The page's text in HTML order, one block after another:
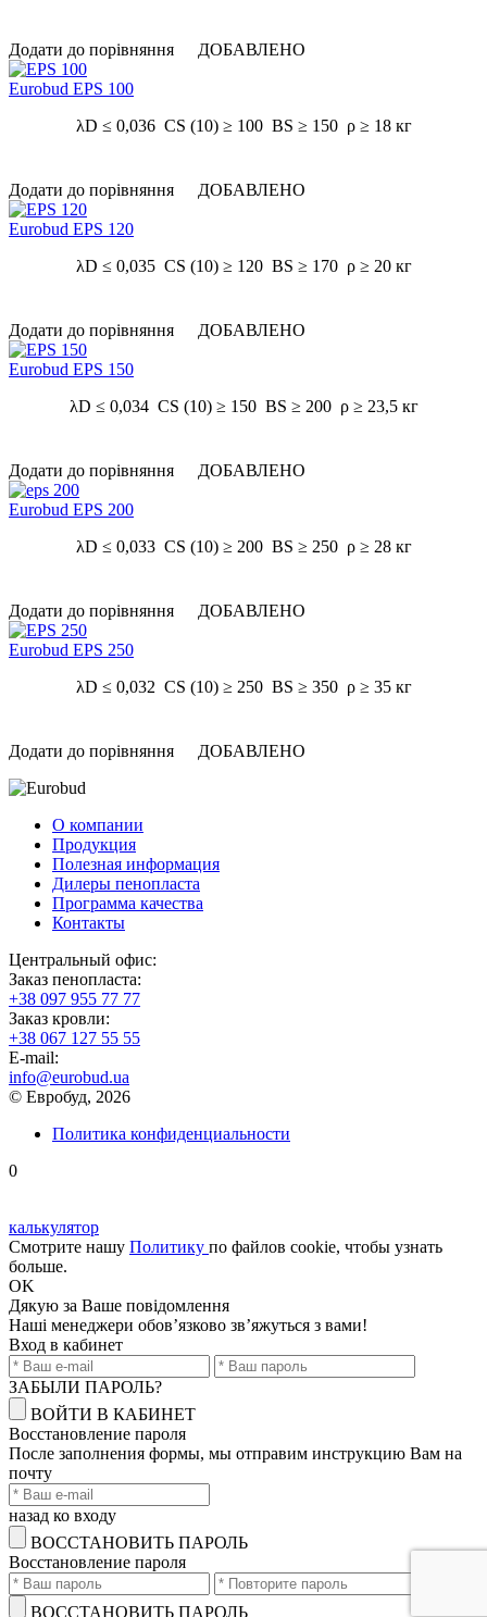
Додати до порівняння ДОБАВЛЕНО
Eurobud EPS 100
λD ≤ 0,036 CS (10) ≥ 100 BS ≥ 150 ρ ≥ 18 кг
Додати до порівняння ДОБАВЛЕНО
Eurobud EPS 120
λD ≤ 0,035 CS (10) ≥ 120 BS ≥ 170 ρ ≥ 20 кг
Додати до порівняння ДОБАВЛЕНО
Eurobud EPS 150
λD ≤ 0,034 CS (10) ≥ 150 BS ≥ 200 ρ ≥ 23,5 кг
Додати до порівняння ДОБАВЛЕНО
Eurobud EPS 200
λD ≤ 0,033 CS (10) ≥ 200 BS ≥ 250 ρ ≥ 28 кг
Додати до порівняння ДОБАВЛЕНО
Eurobud EPS 250
λD ≤ 0,032 CS (10) ≥ 250 BS ≥ 350 ρ ≥ 35 кг
Додати до порівняння ДОБАВЛЕНО
О компании
Продукция
Полезная информация
Дилеры пенопласта
Программа качества
Контакты
Центральный офис:
Заказ пенопласта:
+38 097 955 77 77
Заказ кровли:
+38 067 127 55 55
Е-mail:
info@eurobud.ua
© Евробуд, 2026
Политика конфиденциальности
0
калькулятор
Смотрите нашу Политику по файлов cookie, чтобы узнать
больше.
OK
Дякую за Ваше повідомлення
Наші менеджери обов’язково зв’яжуться з вами!
Вход в кабинет
ЗАБЫЛИ ПАРОЛЬ?
ВОЙТИ В КАБИНЕТ
Восстановление пароля
После заполнения формы, мы отправим инструкцию Вам на
почту
назад ко входу
ВОССТАНОВИТЬ ПАРОЛЬ
Восстановление пароля
ВОССТАНОВИТЬ ПАРОЛЬ